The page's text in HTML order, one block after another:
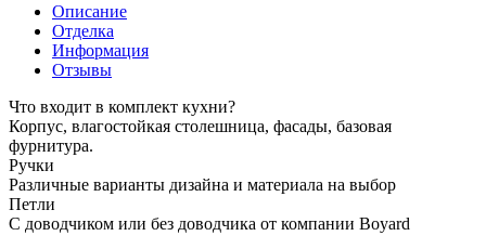
Описание
Отделка
Информация
Отзывы
Что входит в комплект кухни?
Корпус, влагостойкая столешница, фасады, базовая
фурнитура.
Ручки
Различные варианты дизайна и материала на выбор
Петли
С доводчиком или без доводчика от компании Boyard